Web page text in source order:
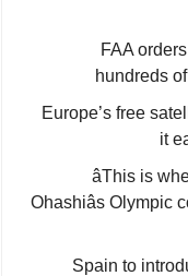
FAA
hundreds
Europe’s free
it
âThis is
Ohashiâs
Spain to